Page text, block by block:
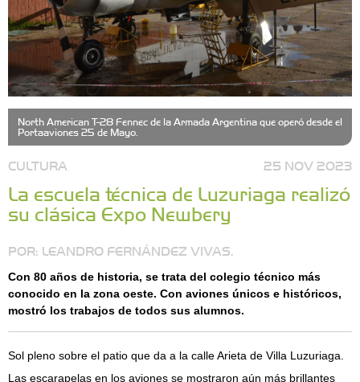
North American T-28 Fennec de la Armada Argentina que operó desde el
Portaaviones 25 de Mayo.
CULTURA 25 NOV 2023
La escuela técnica de Luzuriaga realizó
su clásica Expo Newbery
POR: LEANDRO FERNÁNDEZ VIVAS.
Con 80 años de historia, se trata del colegio técnico más
conocido en la zona oeste. Con aviones únicos e históricos,
mostró los trabajos de todos sus alumnos.
Sol pleno sobre el patio que da a la calle Arieta de Villa Luzuriaga.
Las escarapelas en los aviones se mostraron aún más brillantes